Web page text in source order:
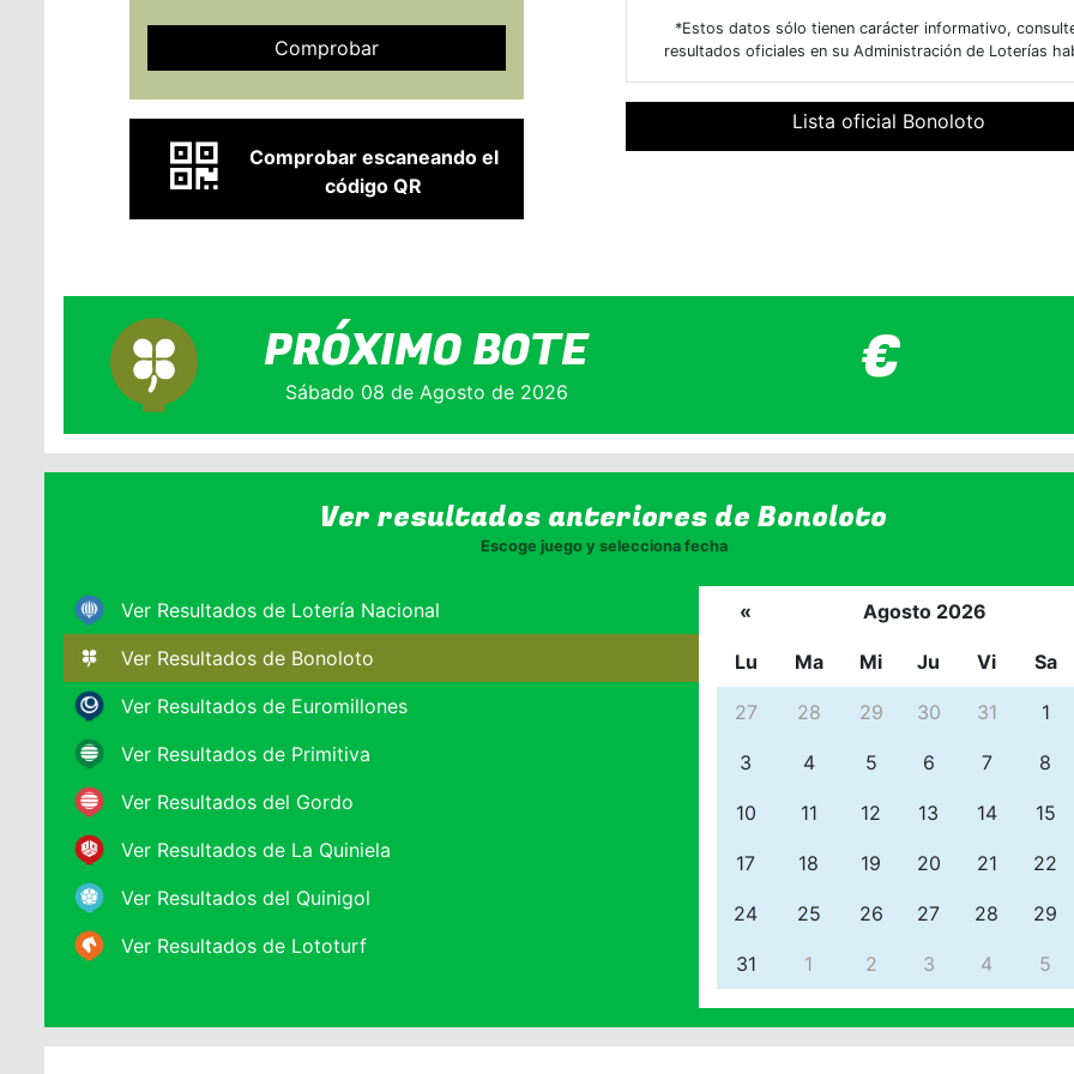
Comprobar
Comprobar escaneando el
código QR
*Estos datos sólo tienen carácter informativo,
resultados oficiales en su Administración de Loterías
Lista oficial Bonoloto
PRÓXIMO BOTE
Sábado 08 de Agosto de 2026 €
Ver resultados anteriores deBonoloto
Escoge juego y selecciona fecha
Ver Resultados de Lotería Nacional
Ver Resultados de Bonoloto
Ver Resultados de Euromillones
Ver Resultados de Primitiva
Ver Resultados del Gordo
Ver Resultados de La Quiniela
Ver Resultados del Quinigol
Ver Resultados de Lototurf
« Agosto 2026
Lu Ma Mi Ju Vi Sa
27 28 29 30 31 1
3 4 5 6 7 8
10 11 12 13 14 15
17 18 19 20 21 22
24 25 26 27 28 29
31 1 2 3 4 5